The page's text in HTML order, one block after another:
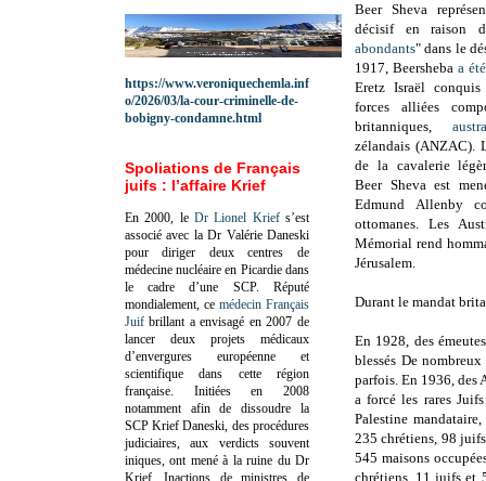
Beer Sheva
décisif en raison
abondants" dans le
1917, Beersheba a été
Eretz Israël
forces alliées
britanniques,
zélandais (ANZAC).
de la cavalerie
Beer Sheva est
Edmund Allenby
ottomanes. Les
Mémorial rend
Jérusalem.
Durant le mandat
En 1928, des
blessés De
parfois. En 1936, des
a forcé les rares
Palestine mandataire,
235 chrétiens, 98
545 maisons
chrétiens, 11 juifs et
https://www.veroniquechemla.inf
o/2026/03/la-cour-criminelle-de-
bobigny-condamne.html
Spoliations de Français
juifs : l’affaire Krief
En 2000, le Dr Lionel Kriefs’est
associé avec la Dr Valérie Daneski
pour diriger deux centres de
médecine nucléaire en Picardie dans
le cadre d’une SCP. Réputé
mondialement, ce médecin Français
Juif brillant a envisagé en 2007 de
lancer deux projets médicaux
d’envergures européenne et
scientifique dans cette région
française. Initiées en 2008
notamment afin de dissoudre la
SCP Krief Daneski, des procédures
judiciaires, aux verdicts souvent
iniques, ont mené à la ruine du Dr
Krief.Inactions de ministres de